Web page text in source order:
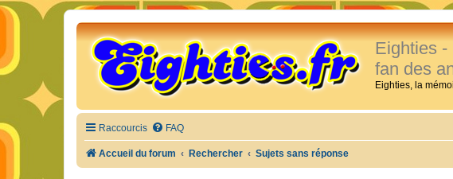
Eighties
fan des
Eighties, la
Raccourcis FAQ
Accueil du forum Rechercher Sujets sans réponse